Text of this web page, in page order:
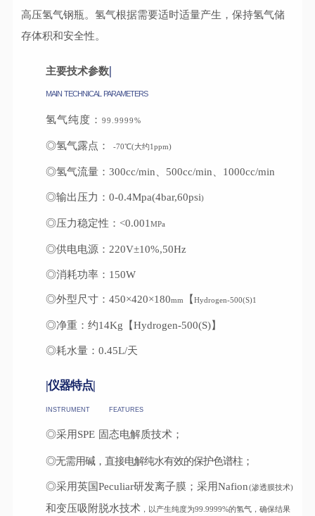
高压氢气钢瓶。氢气根据需要适时适量产生，保持氢气储
存体积和安全性。
主要技术参数|
MAIN TECHNICAL PARAMETERS
氢气纯度：99.9999%
◎氢气露点： -70℃(大约1ppm)
◎氢气流量：300cc/min、500cc/min、1000cc/min
◎输出压力：0-0.4Mpa(4bar,60psi)
◎压力稳定性：<0.001MPa
◎供电电源：220V±10%,50Hz
◎消耗功率：150W
◎外型尺寸：450×420×180mm 【Hydrogen-500(S)1
◎净重：约14Kg【Hydrogen-500(S)】
◎耗水量：0.45L/天
|仪器特点|
INSTRUMENT FEATURES
◎采用SPE 固态电解质技术；
◎无需用碱，直接电解纯水有效的保护色谱柱；
◎采用英国Peculiar研发离子膜；采用Nafion(渗透膜技术)
和变压吸附脱水技术 ，以产生纯度为99.9999%的氢气，确保结果